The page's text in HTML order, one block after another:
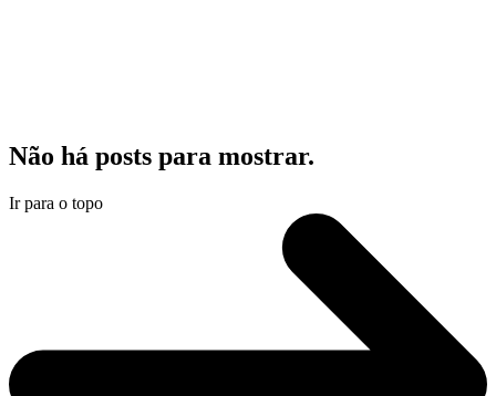
Não há posts para mostrar.
Ir para o topo